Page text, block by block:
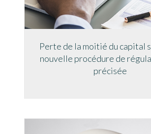
Perte de la moitié du capital
nouvelle procédure de
précisée